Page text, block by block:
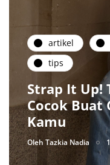
artikel
tips
Strap It Up!
Cocok Buat
Kamu
Oleh Tazkia Nadia